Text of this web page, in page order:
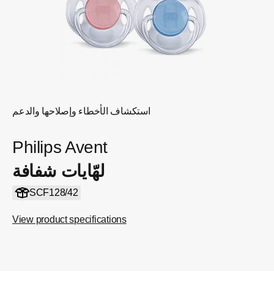
استكشاف الأخطاء وإصلاحها والدعم
Philips Avent
لهّايات شفافة
SCF128/42
View product specifications